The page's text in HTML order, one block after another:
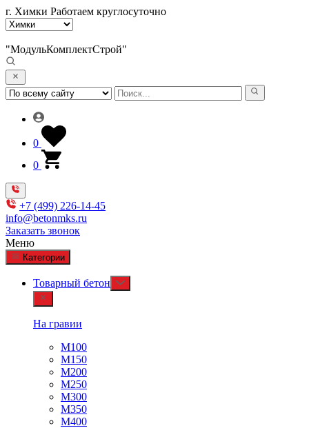
г. Химки Работаем круглосуточно
"МодульКомплектСтрой"
0
0
+7 (499) 226-14-45
info@betonmks.ru
Заказать звонок
Меню
Категории
Товарный бетон
На гравии
М100
М150
М200
М250
М300
М350
М400